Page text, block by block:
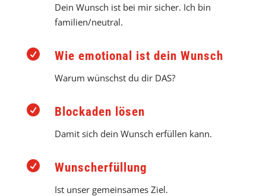
Dein Wunsch ist bei mir sicher. Ich bin
familien/neutral.
 Wie emotional ist dein Wunsch
Warum wünschst du dir DAS?
 Blockaden lösen
Damit sich dein Wunsch erfüllen kann.
 Wunscherfüllung
Ist unser gemeinsames Ziel.